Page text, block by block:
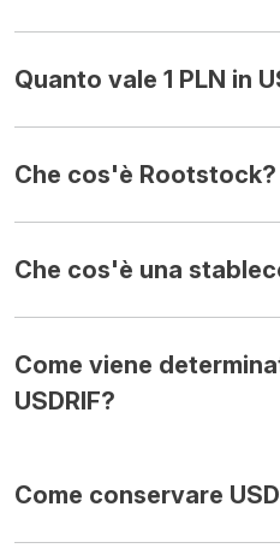
Quanto vale 1 PLN in
Che cos'è Rootstock?
Che cos'è una
Come viene
USDRIF?
Come conservare